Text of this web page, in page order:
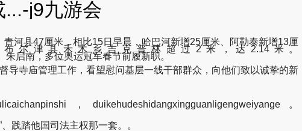
...-j9九游会
县47厘米，相比15日早晨，哈巴河新增25厘米、阿勒泰新增13厘
尔津县禾木乡吉克普林超过2米，达2.14米。
启南，多位奥运冠军春节前履新职。
寺庙管理工作，看望慰问基层一线干部群众，向他们致以诚挚的新
，duikehudeshidangxingguanligengweiyange。
踏他国司法主权那一套。。